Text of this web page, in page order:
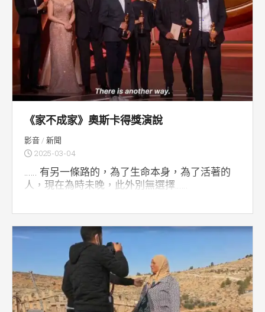
《家不成家》奧斯卡得獎演說
影音/新聞
2025-03-04
…… 有另一條路的，為了生命本身，為了活著的
人，現在為時未晚，此外別無選擇……